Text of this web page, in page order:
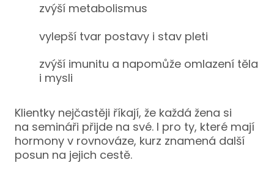
zvýší metabolismus
vylepší tvar postavy i stav pleti
zvýší imunitu a napomůže omlazení těla
i mysli
Klientky nejčastěji říkají, že každá žena si
na semináři přijde na své. I pro ty, které mají
hormony v rovnováze, kurz znamená další
posun na jejich cestě.